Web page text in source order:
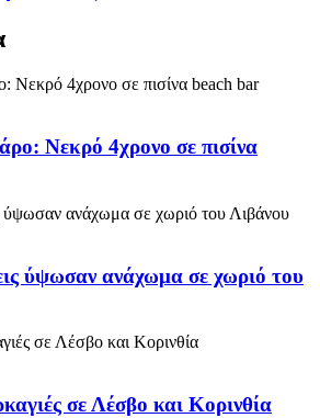
Νεκρό 4χρονο σε πισίνα
ύψωσαν ανάχωμα σε χωριό του
σε Λέσβο και Κορινθία